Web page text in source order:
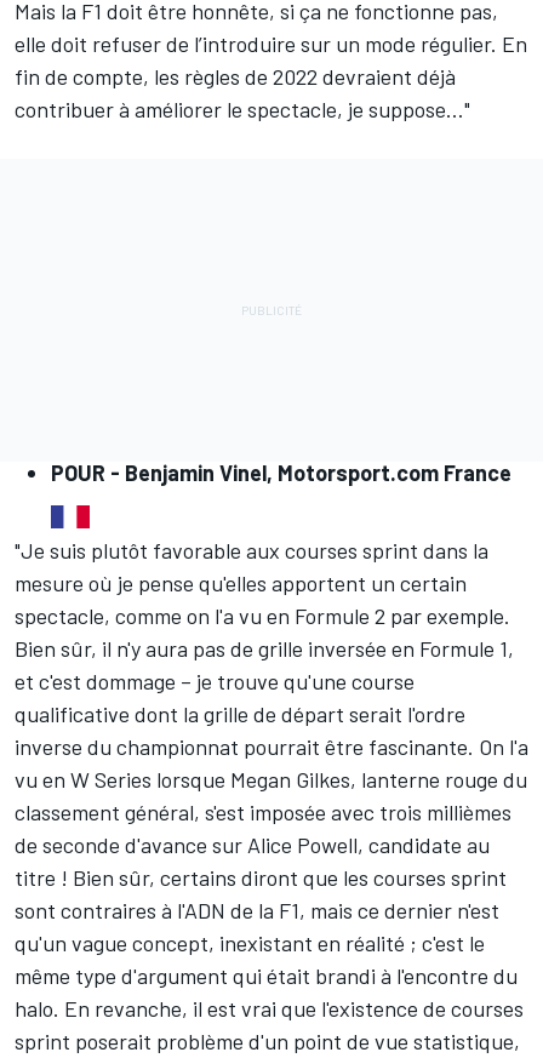
Mais la F1 doit être honnête, si ça ne fonctionne pas,
elle doit refuser de l’introduire sur un mode régulier. En
fin de compte, les règles de 2022 devraient déjà
contribuer à améliorer le spectacle, je suppose…"
POUR - Benjamin Vinel, Motorsport.com France
"Je suis plutôt favorable aux courses sprint dans la
mesure où je pense qu'elles apportent un certain
spectacle, comme on l'a vu en Formule 2 par exemple.
Bien sûr, il n'y aura pas de grille inversée en Formule 1,
et c'est dommage – je trouve qu'une course
qualificative dont la grille de départ serait l'ordre
inverse du championnat pourrait être fascinante. On l'a
vu en W Series lorsque Megan Gilkes, lanterne rouge du
classement général, s'est imposée avec trois millièmes
de seconde d'avance sur Alice Powell, candidate au
titre ! Bien sûr, certains diront que les courses sprint
sont contraires à l'ADN de la F1, mais ce dernier n'est
qu'un vague concept, inexistant en réalité ; c'est le
même type d'argument qui était brandi à l'encontre du
halo. En revanche, il est vrai que l'existence de courses
sprint poserait problème d'un point de vue statistique,